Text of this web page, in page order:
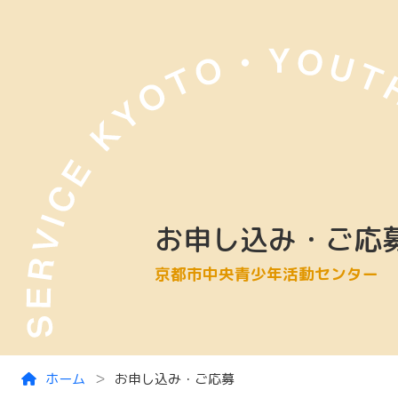
お申し込み・ご応
京都市中央青少年活動センター
ホーム お申し込み・ご応募